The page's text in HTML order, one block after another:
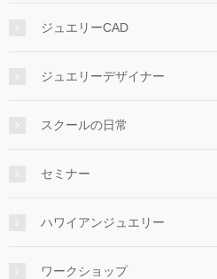
ジュエリーCAD
ジュエリーデザイナー
スクールの日常
セミナー
ハワイアンジュエリー
ワークショップ